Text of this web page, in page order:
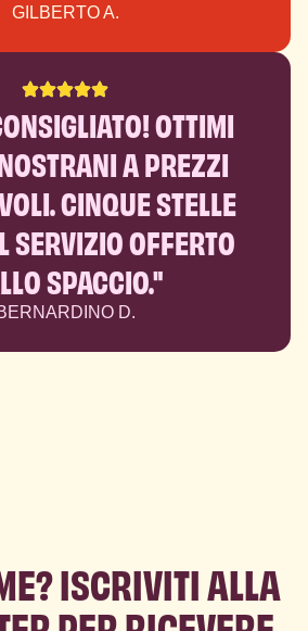
GILBERTO A.
OTTIMI
A PREZZI
CINQUE STELLE
SERVIZIO OFFERTO
SPACCIO."
D.
ISCRIVITI ALLA